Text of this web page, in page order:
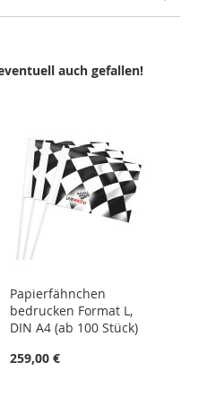
auch gefallen!
Papierfähnchen
bedrucken Format L,
DIN A4 (ab 100 Stück)
259,00 €